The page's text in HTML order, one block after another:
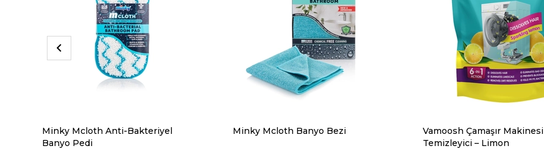
Minky Mcloth Anti-Bakteriyel
Banyo Pedi
Minky Mcloth Banyo Bezi
Vamoosh Çamaşır Makinesi
Temizleyici – Limon